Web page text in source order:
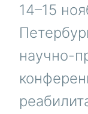
14–15
научно-